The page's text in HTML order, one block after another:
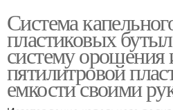
Система
пластиковых
систему орошения
пятилитровой
емкости своими